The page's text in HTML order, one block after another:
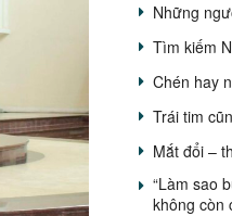
Những
Tìm kiếm
Chén hay
Trái tim
Mắt đổi –
“Làm sao
không còn